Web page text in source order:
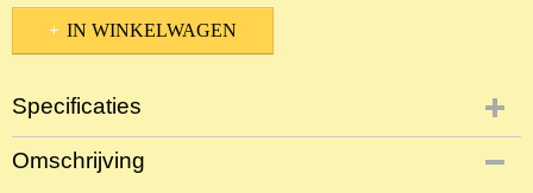
IN WINKELWAGEN
Specificaties
Productcode
NBKCL-210
Omschrijving